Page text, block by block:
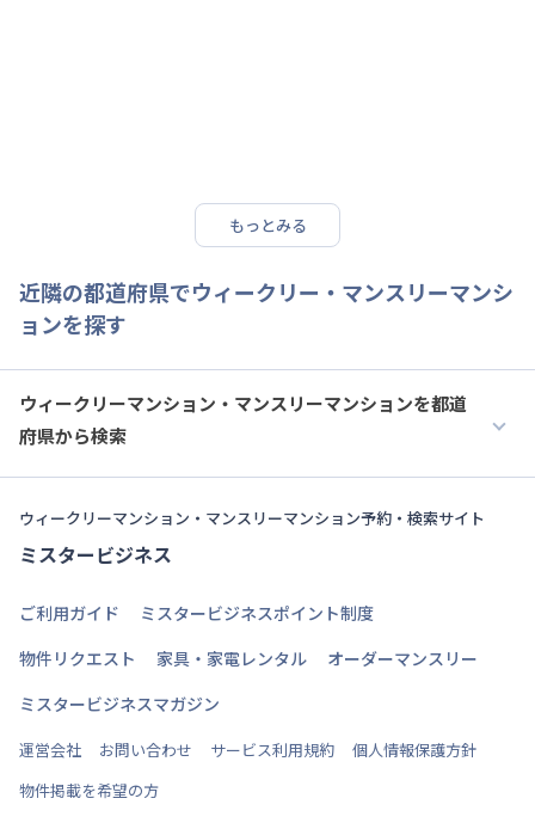
もっとみる
近隣の都道府県でウィークリー・マンスリーマンシ
ョンを探す
ウィークリーマンション・マンスリーマンションを都道
府県から検索
ウィークリーマンション・マンスリーマンション予約・検索サイト
ミスタービジネス
ご利用ガイド
ミスタービジネスポイント制度
物件リクエスト
家具・家電レンタル
オーダーマンスリー
ミスタービジネスマガジン
運営会社 お問い合わせ サービス利用規約
個人情報保護方針
物件掲載を希望の方